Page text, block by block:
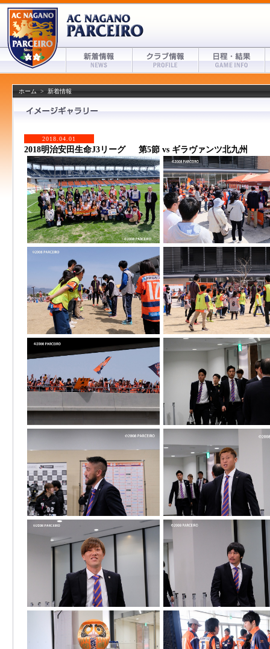
ホーム > 新着情報
2018.04.01
2018明治安田生命J3リーグ 第5節 vs ギラヴァンツ北九州